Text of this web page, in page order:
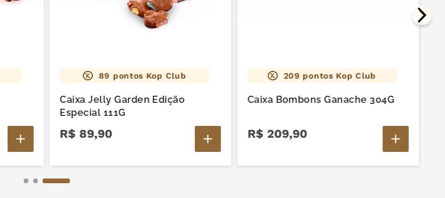
GLÚTEN.
89 pontos Kop Club
Caixa Jelly Garden Edição
Especial 111G
R$ 89,90
209 pontos Kop Club
Caixa Bombons Ganache 304G
R$ 209,90